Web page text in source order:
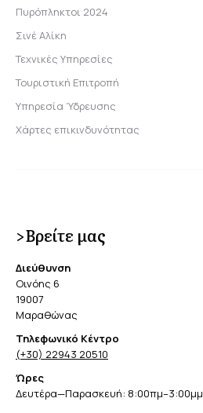
Πυρόπληκτοι 2024
Σινέ Αλίκη
Τεχνικές Υπηρεσίες
Τουριστική Επιτροπή
Υπηρεσία Ύδρευσης
Χάρτες επικινδυνότητας
>Βρείτε μας
Διεύθυνση
Οινόης 6
19007
Μαραθώνας
Τηλεφωνικό Κέντρο
(+30) 22943 20510
Ώρες
Δευτέρα—Παρασκευή: 8:00πμ–3:00μμ